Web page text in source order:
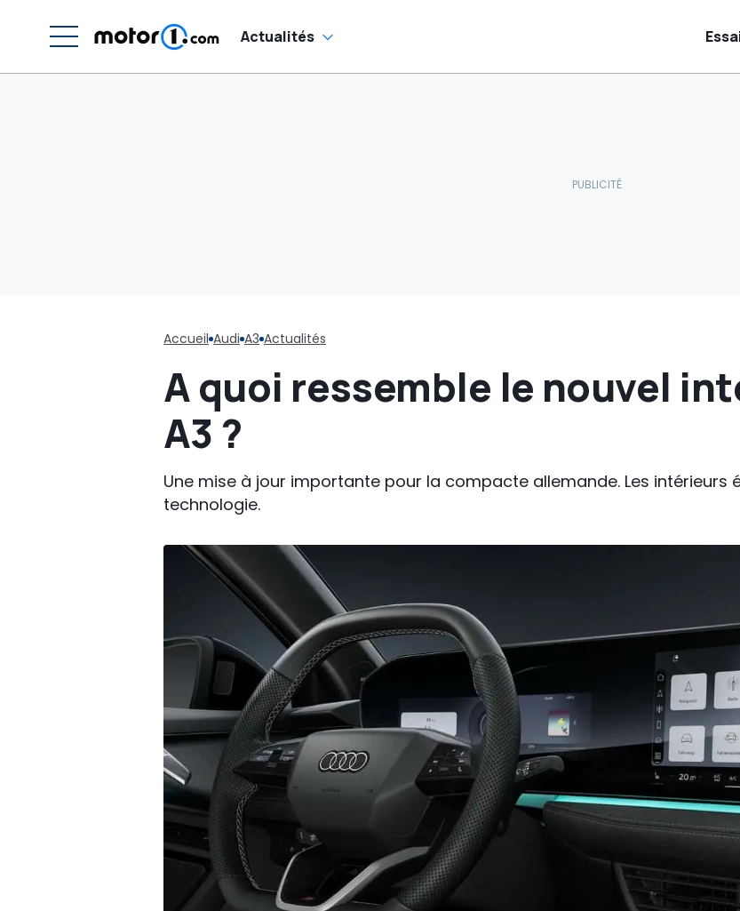
Actualités
Accueil Audi A3 Actualités
A quoi ressemble le nouvel
A3 ?
Une mise à jour importante pour la compacte allemande. Les
technologie.